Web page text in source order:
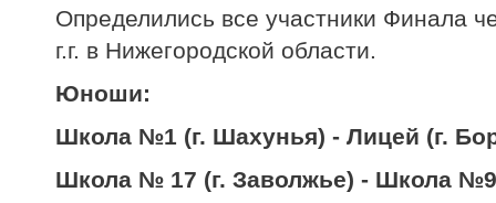
Определились все участники Финала
г.г. в Нижегородской области.
Юноши:
Школа №1 (г. Шахунья) - Лицей (г.
Школа № 17 (г. Заволжье) - Школа №9